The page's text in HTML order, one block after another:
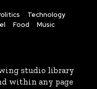
Technology
Food Music
studio library
within any page